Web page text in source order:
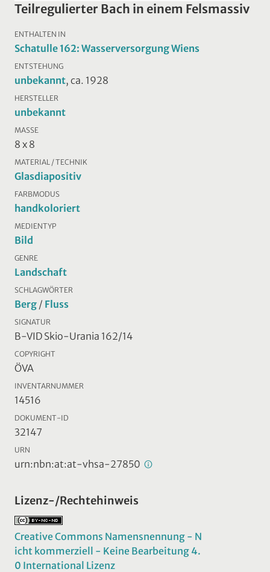
Teilregulierter Bach in einem Felsmassiv
ENTHALTEN IN
Schatulle 162: Wasserversorgung Wiens
ENTSTEHUNG
unbekannt, ca. 1928
HERSTELLER
unbekannt
MASSE
8 x 8
MATERIAL / TECHNIK
Glasdiapositiv
FARBMODUS
handkoloriert
MEDIENTYP
Bild
GENRE
Landschaft
SCHLAGWÖRTER
Berg / Fluss
SIGNATUR
B-VID Skio-Urania 162/14
COPYRIGHT
ÖVA
INVENTARNUMMER
14516
DOKUMENT-ID
32147
URN
urn:nbn:at:at-vhsa-27850
Lizenz-/Rechtehinweis
Creative Commons Namensnennung - N
icht kommerziell - Keine Bearbeitung 4.
0 International Lizenz